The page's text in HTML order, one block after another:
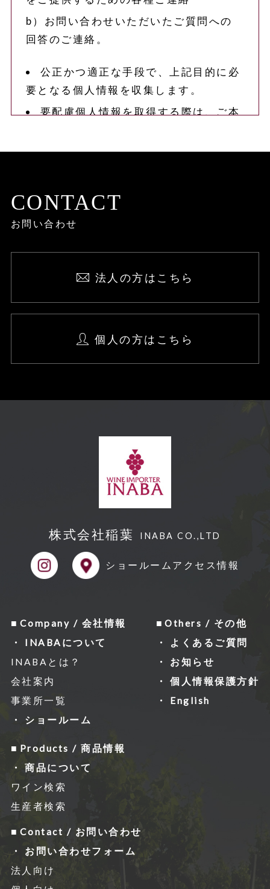
b）お問い合わせいただいたご質問への
回答のご連絡。
公正かつ適正な手段で、上記目的に必
要となる個人情報を収集します。
要配慮個人情報を取得する際は、ご本
取得した個人情報は、ご本人の同意な
情報が漏洩しないよう対策を講じ、従
業員だけでなく委託業者も監督します。
国内外を問わず、法令により認められ
三者に情報を提供しません。
公開された個人情報が事実と異なる場
合、訂正や削除に応じます
【Googleアナリティクスの使⽤につい
供、またユーザビリティの向上のため、
Googleアナリティクスを使⽤し、当サ
イトの利⽤状況などのデータ収集及び解
レスなどの情報を収集する場合がありま
すが、「Cookie」で収集される情報は個
⼈を特定できるものではありません。
収集されたデータはGoogleのプライバ
シーポリシーにおいて管理されます。
なお、当サイトのご利⽤をもって、上述
イトが⾏うデータ処理に関し、お客様に
ご承諾いただいたものとみなします。
Googleのプライバシーポリシー
es/privacy/
https://www.google.com/intl/ja/poli
cies/privacy/partners/
CONTACT
お問い合わせ
法人の方はこちら
個人の方はこちら
株式会社稲葉 INABA CO.,LTD
ショールーム アクセス情報
Company / 会社情報
INABAについて
INABAとは？
会社案内
事業所一覧
ショールーム
Products / 商品情報
商品について
ワイン検索
生産者検索
Others / その他
よくあるご質問
お知らせ
個人情報保護方針
English
Contact / お問い合わせ
お問い合わせフォーム
法人向け